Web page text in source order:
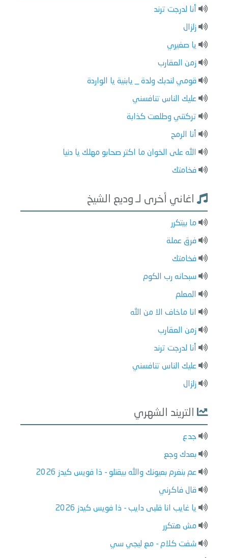
أنا لدرجت ترند
زلزال
يا صغيري
زمن العقارب
قومي لندبك ولدة _ يابنية يا الواردة
عليك الناس تنافسني
تركتني وطلعت كذابة
أنا الرمح
الله على الخوان ما اكتر صحابو مهلك يا دنيا
فخامتك
اغاني أخرى لـ وديع الشيخ
ما بيتكرر
فرق عملة
فخامتك
سبحانه رب الكوم
المعلم
انا ماخاف الا من الله
زمن العقارب
أنا لدرجت ترند
عليك الناس تنافسني
زلزال
التريند الشهري
جدع
بعدك وجع
عم بنغرم بعيونك والله بيقتلو - ذا فويس كيدز 2026
قال فاكرني
يا غايب انا قلبى دايب - ذا فويس كيدز 2026
مش هتكرر
شفت كلام - مع ليجي سي